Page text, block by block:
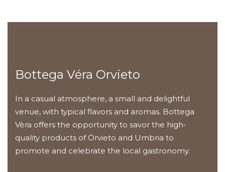
Bottega Véra Orvieto
In a casual atmosphere, a small and delightful
venue, with typical flavors and aromas. Bottega
Vèra offers the opportunity to savor the high-
quality products of Orvieto and Umbria to
promote and celebrate the local gastronomy.